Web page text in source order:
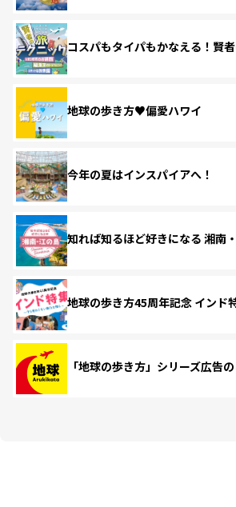
コスパもタイパもかなえる！賢
地球の歩き方♥偏愛ハワイ
今年の夏はインスパイアへ！
知れば知るほど好きになる 湘南
地球の歩き方45周年記念 インド
「地球の歩き方」シリーズ広告